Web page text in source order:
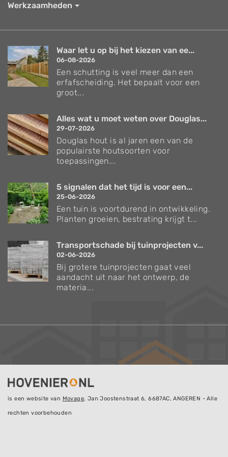
Werkzaamheden
Waar let u op bij het kiezen van ee...
06-08-2026
Een schutting is veel meer dan een
erfafscheiding. Het bepaalt voor een
groot...
Alles wat u moet weten over Douglas...
29-07-2026
Douglas hout is al jaren een van de
populairste houtsoorten voor
toepassingen...
5 signalen dat het tijd is voor een...
25-06-2026
Een tuin is voortdurend in ontwikkeling.
Planten groeien, bestrating krijgt t...
Transportschade bij tuinprojecten v...
02-06-2026
Bij grotere tuinprojecten gaat veel
aandacht uit naar het ontwerp, de
materia...
is een website van Movage, Jan Joostenstraat 6, 6687AC, ANGEREN - Alle
rechten voorbehouden